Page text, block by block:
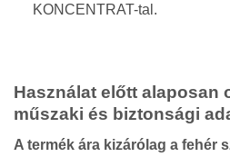
KONCENTRAT-tal.
Használat előtt alaposan
műszaki és biztonsági
A termék ára kizárólag a fehér